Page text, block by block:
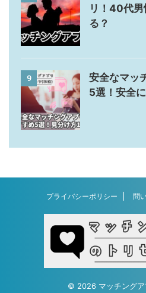
リ！40代男
る？
9
安全なマッ
5選！安全
プライバシーポリシー 問
© 2026 マッチングア